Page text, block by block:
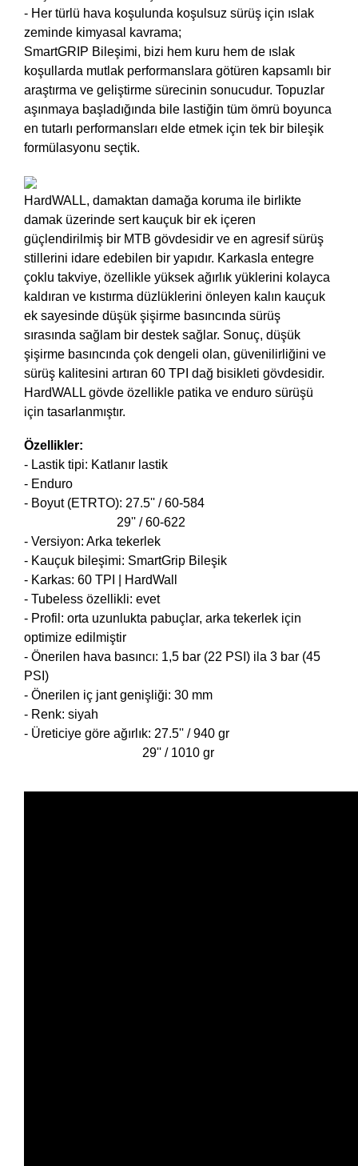
- Her türlü hava koşulunda koşulsuz sürüş için ıslak
zeminde kimyasal kavrama;
SmartGRIP Bileşimi, bizi hem kuru hem de ıslak
koşullarda mutlak performanslara götüren kapsamlı bir
araştırma ve geliştirme sürecinin sonucudur. Topuzlar
aşınmaya başladığında bile lastiğin tüm ömrü boyunca
en tutarlı performansları elde etmek için tek bir bileşik
formülasyonu seçtik.
HardWALL, damaktan damağa koruma ile birlikte
damak üzerinde sert kauçuk bir ek içeren
güçlendirilmiş bir MTB gövdesidir ve en agresif sürüş
stillerini idare edebilen bir yapıdır. Karkasla entegre
çoklu takviye, özellikle yüksek ağırlık yüklerini kolayca
kaldıran ve kıstırma düzlüklerini önleyen kalın kauçuk
ek sayesinde düşük şişirme basıncında sürüş
sırasında sağlam bir destek sağlar. Sonuç, düşük
şişirme basıncında çok dengeli olan, güvenilirliğini ve
sürüş kalitesini artıran 60 TPI dağ bisikleti gövdesidir.
HardWALL gövde özellikle patika ve enduro sürüşü
için tasarlanmıştır.
Özellikler:
- Lastik tipi: Katlanır lastik
- Enduro
- Boyut (ETRTO): 27.5'' / 60-584
29'' / 60-622
- Versiyon: Arka tekerlek
- Kauçuk bileşimi: SmartGrip Bileşik
- Karkas: 60 TPI | HardWall
- Tubeless özellikli: evet
- Profil: orta uzunlukta pabuçlar, arka tekerlek için
optimize edilmiştir
- Önerilen hava basıncı: 1,5 bar (22 PSI) ila 3 bar (45
PSI)
- Önerilen iç jant genişliği: 30 mm
- Renk: siyah
- Üreticiye göre ağırlık: 27.5'' / 940 gr
29'' / 1010 gr